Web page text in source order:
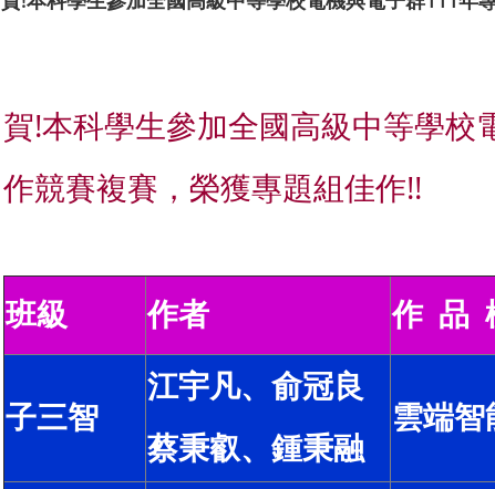
賀!本科學生參加全國高級中等學
作競賽複賽，榮獲專題組佳作!!
班級 作者 作 品
子三智
江宇凡、俞冠良
蔡秉叡、鍾秉融
雲端智